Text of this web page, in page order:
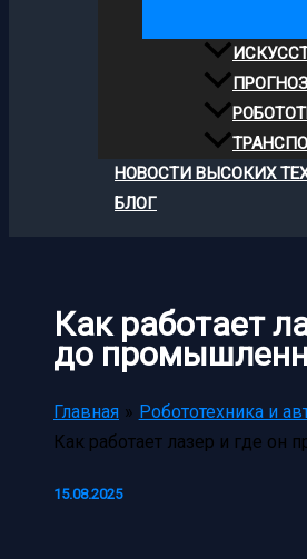
НОВОСТИ ВЫСОКИХ
БЛОГ
Как работает
до
Главная
Робототехника и
Как работает лазер и где он
15.08.2025